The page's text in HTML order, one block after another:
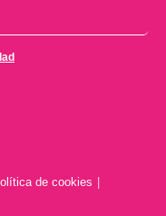
de cookies |